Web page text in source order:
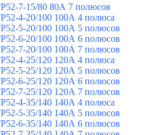
7-15/80 80А 7 полюсов
4-20/100 100А 4 полюса
5-20/100 100А 5 полюсов
6-20/100 100А 6 полюсов
7-20/100 100А 7 полюсов
4-25/120 120А 4 полюса
5-25/120 120А 5 полюсов
6-25/120 120А 6 полюсов
7-25/120 120А 7 полюсов
4-35/140 140А 4 полюса
5-35/140 140А 5 полюсов
6-35/140 140А 6 полюсов